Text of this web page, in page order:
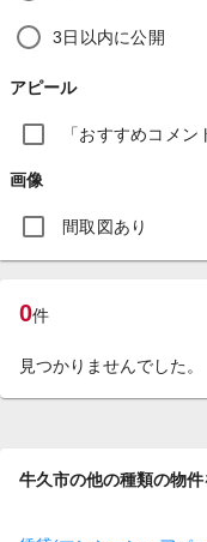
3日以内に公開
アピール
「おすすめコメン
画像
間取図あり
0件
見つかりませんでした。
牛久市の他の種類の物件